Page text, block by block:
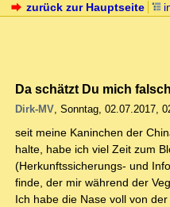
zurück zur Hauptseite
Da schätzt Du mich
Dirk-MV, Sonntag, 02.07.2017,
seit meine Kaninchen der
halte, habe ich viel Zeit zum
(Herkunftssicherungs- und
finde, der mir während der
Ich habe die Nase voll von